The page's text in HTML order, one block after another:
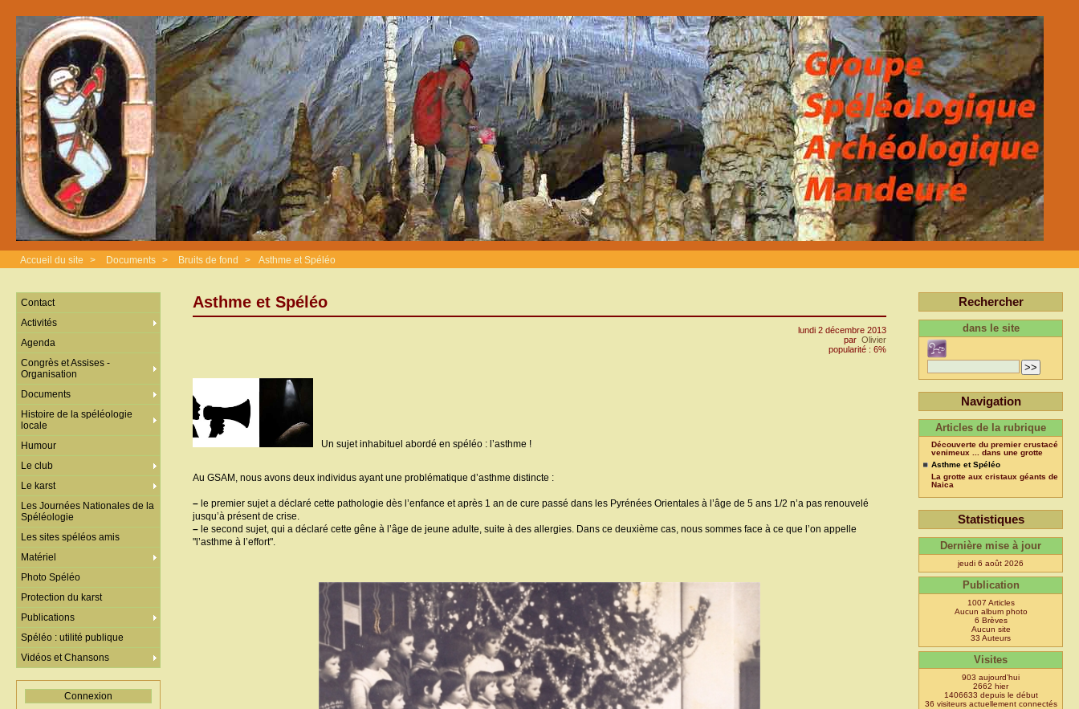
Accueil du site > Documents > Bruits de fond > Asthme et Spéléo
Asthme et Spéléo
lundi 2 décembre 2013
par Olivier
popularité : 6%
Un sujet inhabituel abordé en spéléo : l’asthme !
Au GSAM, nous avons deux individus ayant une problématique d’asthme distincte :
– le premier sujet a déclaré cette pathologie dès l’enfance et après 1 an de cure passé dans les Pyrénées Orientales à l’âge de 5 ans 1/2 n’a pas renouvelé
jusqu’à présent de crise.
– le second sujet, qui a déclaré cette gêne à l’âge de jeune adulte, suite à des allergies. Dans ce deuxième cas, nous sommes face à ce que l’on appelle
"l’asthme à l’effort".
Contact
Activités
Agenda
Congrès et Assises -
Organisation
Documents
Histoire de la spéléologie
locale
Humour
Le club
Le karst
Les Journées Nationales de la
Spéléologie
Les sites spéléos amis
Matériel
Photo Spéléo
Protection du karst
Publications
Spéléo : utilité publique
Vidéos et Chansons
Connexion
Rechercher
dans le site
Navigation
Articles de la rubrique
Découverte du premier crustacé
venimeux ... dans une grotte
Asthme et Spéléo
La grotte aux cristaux géants de
Naica
Statistiques
Dernière mise à jour
jeudi 6 août 2026
Publication
1007 Articles
Aucun album photo
6 Brèves
Aucun site
33 Auteurs
Visites
903 aujourd’hui
2662 hier
1406633 depuis le début
36 visiteurs actuellement connectés